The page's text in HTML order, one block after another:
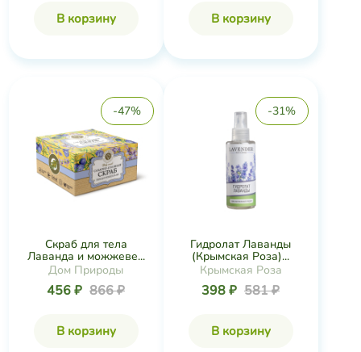
В корзину В корзину
-47%
Скраб для тела
Лаванда и можжеве...
Дом Природы
456 ₽ 866 ₽
В корзину
-31%
Гидролат Лаванды
(Крымская Роза)...
Крымская Роза
398 ₽ 581 ₽
В корзину